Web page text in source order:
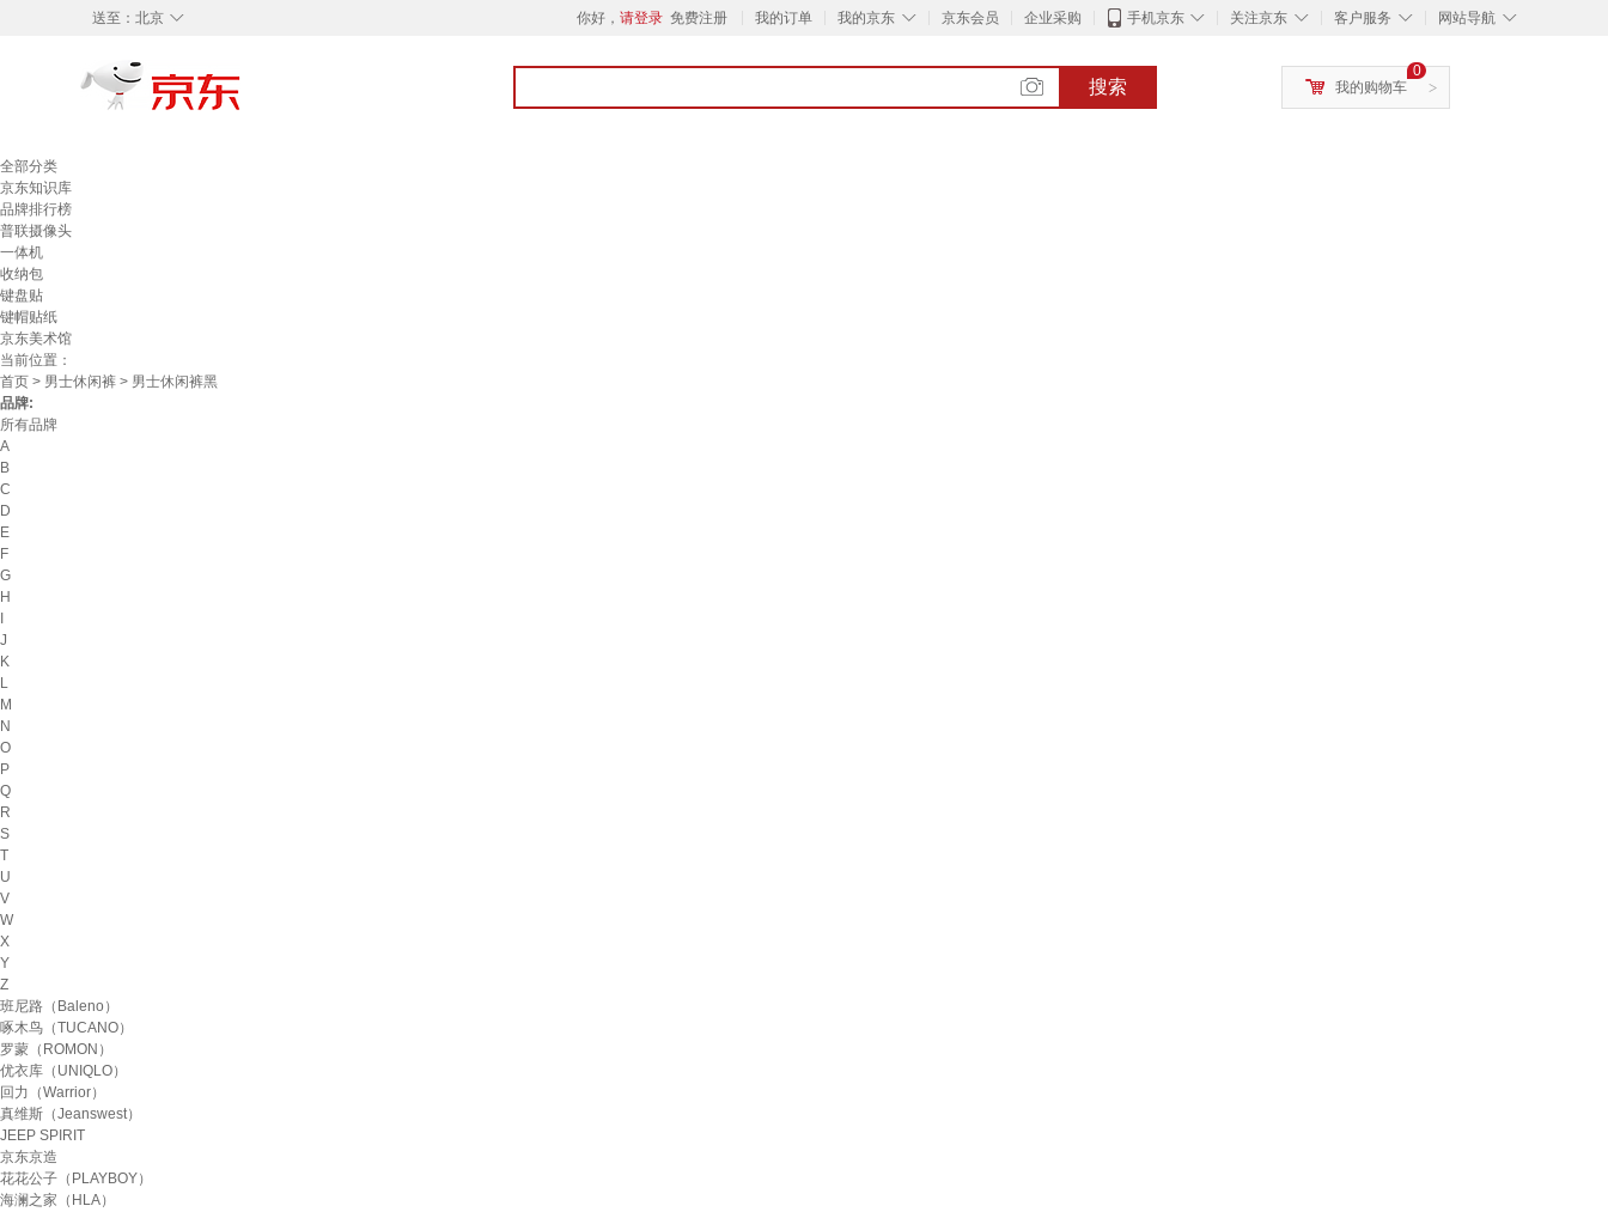
◇
送至： 北京 你好， 请登录 免费注册 我的订单 ◇
我的京东 京东会员 企业采购 ◇
手机京东 ◇
关注京东 ◇
客户服务 ◇
网站导航
搜索 >
0
我的购物车
全部分类
京东知识库
品牌排行榜
普联摄像头
一体机
收纳包
键盘贴
键帽贴纸
京东美术馆
当前位置：
首页 > 男士休闲裤 > 男士休闲裤黑
品牌:
所有品牌
A
B
C
D
E
F
G
H
J
K
L
M
N
O
P
Q
R
S
T
U
V
W
X
Y
Z
班尼路（Baleno）
啄木鸟（TUCANO）
罗蒙（ROMON）
优衣库（UNIQLO）
回力（Warrior）
真维斯（Jeanswest）
JEEP SPIRIT
京东京造
花花公子（PLAYBOY）
海澜之家（HLA）